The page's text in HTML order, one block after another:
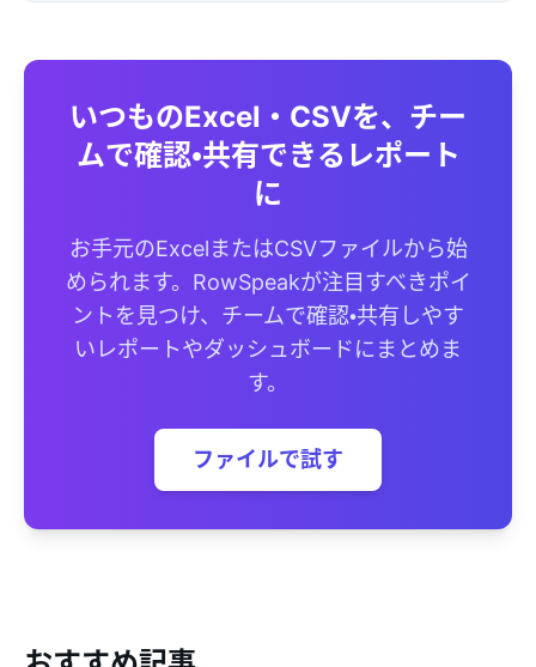
いつものExcel・CSVを、チー
ムで確認・共有できるレポート
に
お手元のExcelまたはCSVファイルから始
められます。RowSpeakが注目すべきポイ
ントを見つけ、チームで確認・共有しやす
いレポートやダッシュボードにまとめま
す。
ファイルで試す